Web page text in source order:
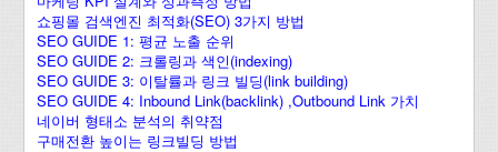
쇼핑몰 검색엔진 최적화(SEO) 3가지 방법
SEO GUIDE 1: 평균 노출 순위
SEO GUIDE 2: 크롤링과 색인(indexing)
SEO GUIDE 3: 이탈률과 링크 빌딩(link building)
SEO GUIDE 4: Inbound Link(backlink) ,Outbound Link 가치
네이버 형태소 분석의 취약점
구매전환 높이는 링크빌딩 방법